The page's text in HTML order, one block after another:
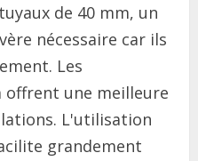
de 40 mm, un
nécessaire car ils
Les
offrent une meilleure
L'utilisation
grandement